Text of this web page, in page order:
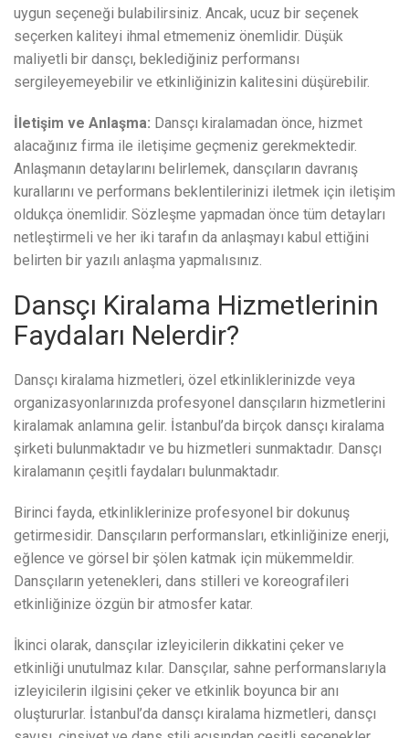
uygun seçeneği bulabilirsiniz. Ancak, ucuz bir seçenek
seçerken kaliteyi ihmal etmemeniz önemlidir. Düşük
maliyetli bir dansçı, beklediğiniz performansı
sergileyemeyebilir ve etkinliğinizin kalitesini düşürebilir.
İletişim ve Anlaşma: Dansçı kiralamadan önce, hizmet
alacağınız firma ile iletişime geçmeniz gerekmektedir.
Anlaşmanın detaylarını belirlemek, dansçıların davranış
kurallarını ve performans beklentilerinizi iletmek için iletişim
oldukça önemlidir. Sözleşme yapmadan önce tüm detayları
netleştirmeli ve her iki tarafın da anlaşmayı kabul ettiğini
belirten bir yazılı anlaşma yapmalısınız.
Dansçı Kiralama Hizmetlerinin
Faydaları Nelerdir?
Dansçı kiralama hizmetleri, özel etkinliklerinizde veya
organizasyonlarınızda profesyonel dansçıların hizmetlerini
kiralamak anlamına gelir. İstanbul’da birçok dansçı kiralama
şirketi bulunmaktadır ve bu hizmetleri sunmaktadır. Dansçı
kiralamanın çeşitli faydaları bulunmaktadır.
Birinci fayda, etkinliklerinize profesyonel bir dokunuş
getirmesidir. Dansçıların performansları, etkinliğinize enerji,
eğlence ve görsel bir şölen katmak için mükemmeldir.
Dansçıların yetenekleri, dans stilleri ve koreografileri
etkinliğinize özgün bir atmosfer katar.
İkinci olarak, dansçılar izleyicilerin dikkatini çeker ve
etkinliği unutulmaz kılar. Dansçılar, sahne performanslarıyla
izleyicilerin ilgisini çeker ve etkinlik boyunca bir anı
oluştururlar. İstanbul’da dansçı kiralama hizmetleri, dansçı